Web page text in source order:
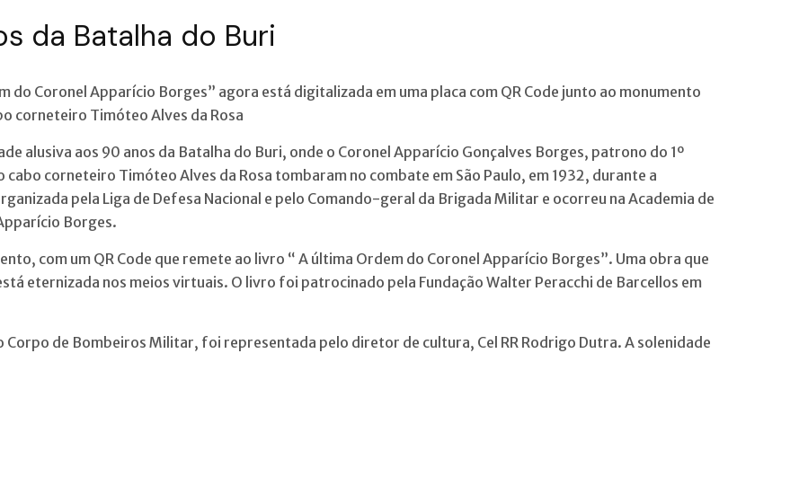
da Batalha do Buri
do Coronel Apparício Borges” agora está digitalizada em uma placa com QR Code junto ao monumento
corneteiro Timóteo Alves da Rosa
alusiva aos 90 anos da Batalha do Buri, onde o Coronel Apparício Gonçalves Borges, patrono do 1º
corneteiro Timóteo Alves da Rosa tombaram no combate em São Paulo, em 1932, durante a
pela Liga de Defesa Nacional e pelo Comando-geral da Brigada Militar e ocorreu na Academia de
Borges.
com um QR Code que remete ao livro “ A última Ordem do Coronel Apparício Borges”. Uma obra que
eternizada nos meios virtuais. O livro foi patrocinado pela Fundação Walter Peracchi de Barcellos em
de Bombeiros Militar, foi representada pelo diretor de cultura, Cel RR Rodrigo Dutra. A solenidade